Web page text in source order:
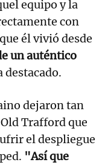
equipo y la
con
él vivió desde
un auténtico
destacado.
dejaron tan
Trafford que
el despliegue
"Así que